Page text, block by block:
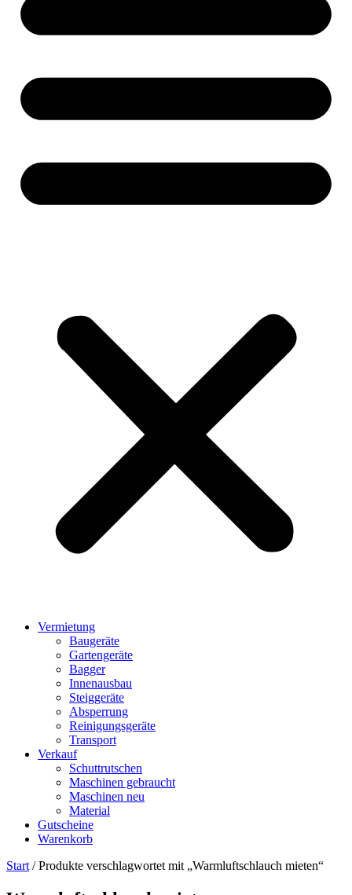
Vermietung
Baugeräte
Gartengeräte
Bagger
Innenausbau
Steiggeräte
Absperrung
Reinigungsgeräte
Transport
Verkauf
Schuttrutschen
Maschinen gebraucht
Maschinen neu
Material
Gutscheine
Warenkorb
Start / Produkte verschlagwortet mit „Warmluftschlauch mieten“